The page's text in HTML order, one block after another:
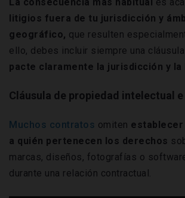
La consecuencia más habitual es
litigios fuera de tu jurisdicción y
geográfico, que resulten
ello, debes incluir siempre una
pacte claramente la jurisdicción y la
Cláusula de propiedad intelectual
Muchos contratos omiten
a quién pertenecen los derechos
marcas, diseños, fotografías o
durante una relación contractual.